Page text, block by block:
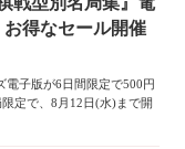
得なセール開催
電子版が6日間限定で500円
定で、8月12日(水)まで開